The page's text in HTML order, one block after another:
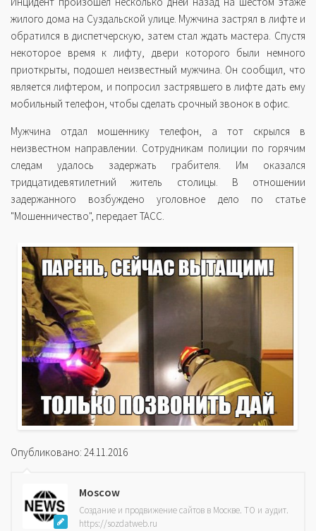
жилого дома на Суздальской улице. Мужчина застрял в лифте и
обратился в диспетчерскую, затем стал ждать мастера. Спустя
некоторое время к лифту, двери которого были немного
приоткрыты, подошел неизвестный мужчина. Он сообщил, что
является лифтером, и попросил застрявшего в лифте дать ему
мобильный телефон, чтобы сделать срочный звонок в офис.
Мужчина отдал мошеннику телефон, а тот скрылся в
неизвестном направлении. Сотрудникам полиции по горячим
следам удалось задержать грабителя. Им оказался
тридцатидевятилетний житель столицы. В отношении
задержанного возбуждено уголовное дело по статье
"Мошенничество", передает ТАСС.
Опубликовано: 24.11.2016
Moscow
Создание и продвижение сайтов в Москве. ТО и аудит.
https://sozdatweb.ru